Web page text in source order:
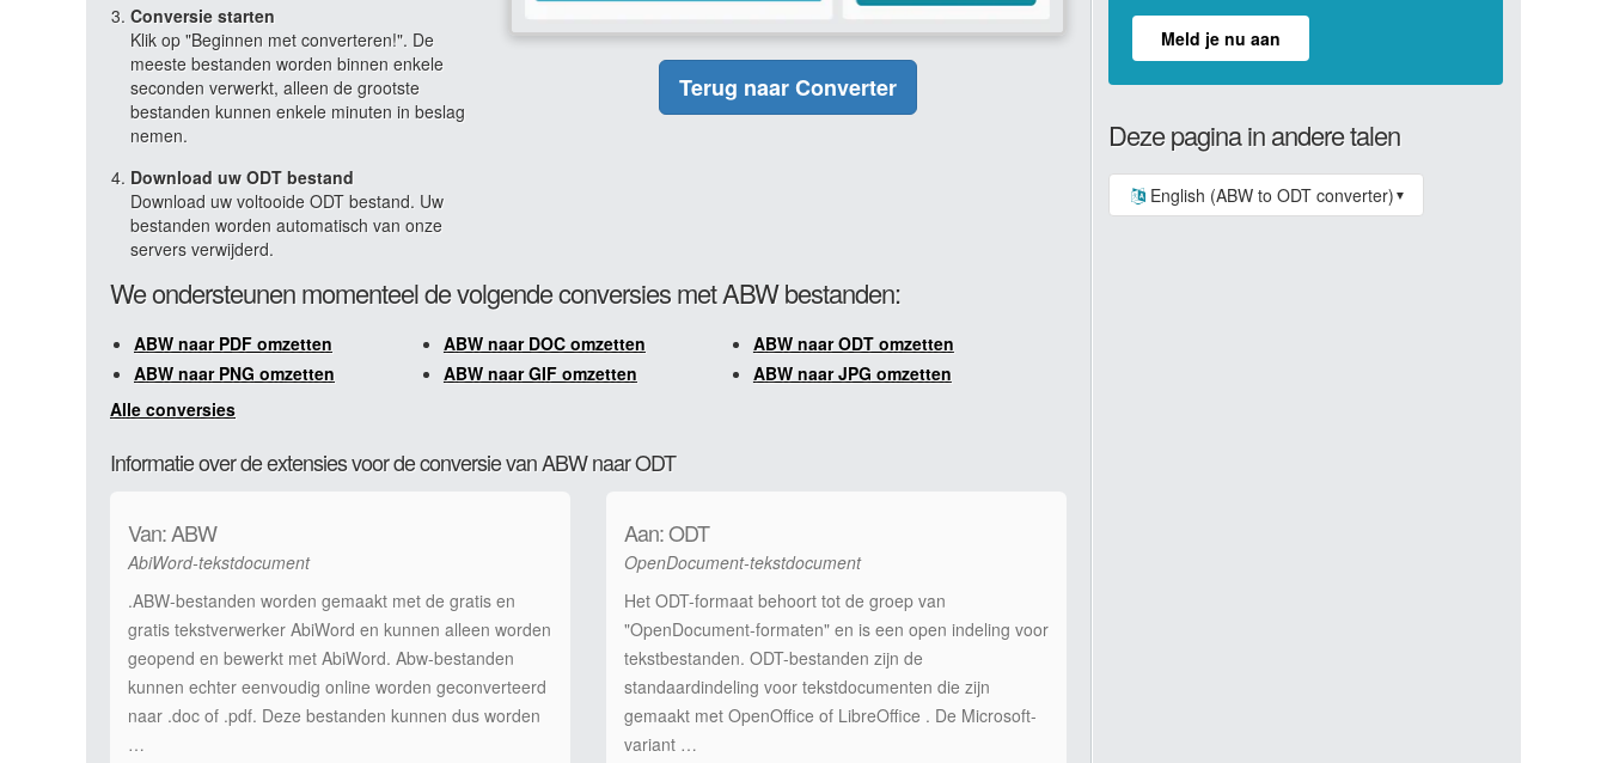
Conversie starten
Klik op "Beginnen met converteren!". De
meeste bestanden worden binnen enkele
seconden verwerkt, alleen de grootste
bestanden kunnen enkele minuten in beslag
nemen.
Download uw ODT bestand
Download uw voltooide ODT bestand. Uw
bestanden worden automatisch van onze
servers verwijderd.
Terug naar Converter
We ondersteunen momenteel de volgende conversies met ABW bestanden:
ABW naar PDF omzetten ABW naar DOC omzetten
ABW naar ODT omzetten
ABW naar PNG omzetten
ABW naar GIF omzetten
ABW naar JPG omzetten
Alle conversies
Informatie over de extensies voor de conversie van ABW naar ODT
Van: ABW
AbiWord-tekstdocument
.ABW-bestanden worden gemaakt met de gratis en
gratis tekstverwerker AbiWord en kunnen alleen worden
geopend en bewerkt met AbiWord. Abw-bestanden
kunnen echter eenvoudig online worden geconverteerd
naar .doc of .pdf. Deze bestanden kunnen dus worden
…
Aan: ODT
OpenDocument-tekstdocument
Het ODT-formaat behoort tot de groep van
"OpenDocument-formaten" en is een open indeling voor
tekstbestanden. ODT-bestanden zijn de
standaardindeling voor tekstdocumenten die zijn
gemaakt met OpenOffice of LibreOffice . De Microsoft-
variant …
Meld je nu aan
Deze pagina in andere talen
English (ABW to ODT converter) ▼